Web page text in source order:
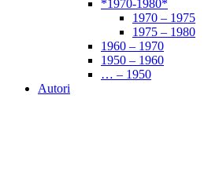
*1970-1980*
1970 – 1975
1975 – 1980
1960 – 1970
1950 – 1960
… – 1950
Autori